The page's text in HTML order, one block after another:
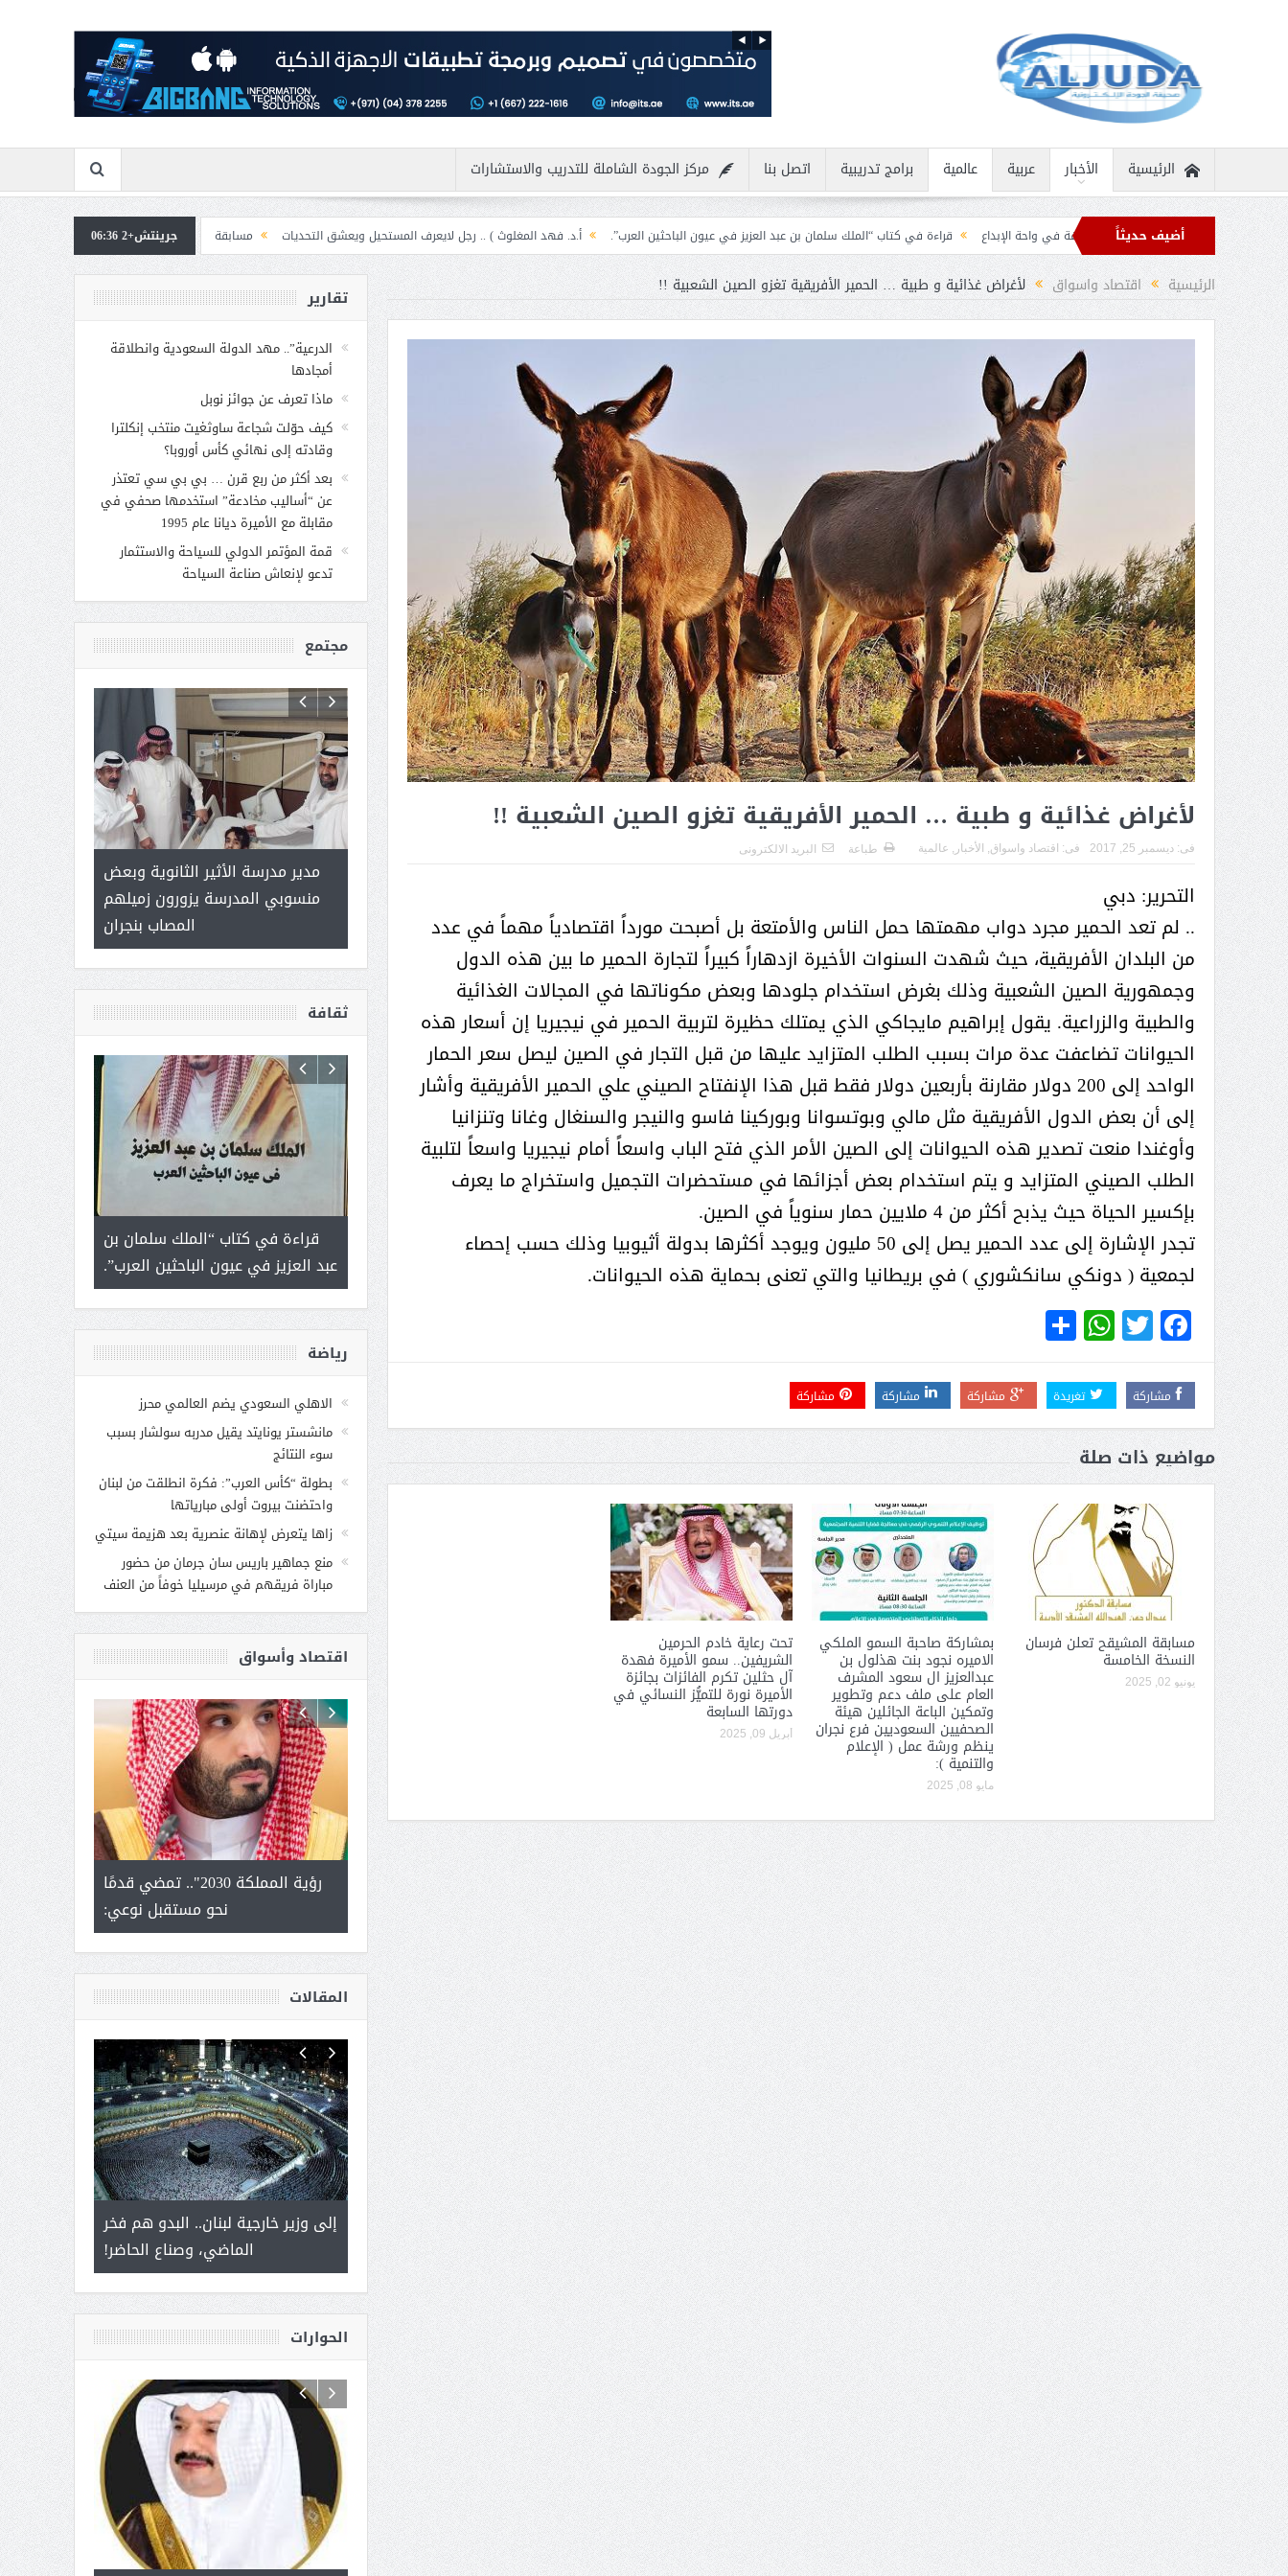
الرئيسية الأخبار عربية عالمية برامج تدريبية اتصل بنا مركز الجودة الشاملة للتدريب والاستشارات
أضيف حديثاً نادرة ثمار الثقافة في واحة الإبداع قراءة في كتاب “الملك سلمان بن عبد العزيز في عيون الباحثين العرب”. أ.د. فهد المغلوث ) .. رجل لايعرف المستحيل ويعشق التحديات مسابقة المشيقح تعلن فرسان النسخة الخامسة
بمشاركة
تهنئة من قادة الدول الإسلامية بمناسبة عيد الفطر
جرينتش+2 06:36
الرئيسية اقتصاد واسواق لأغراض غذائية و طبية … الحمير الأفريقية تغزو الصين الشعبية !!
لأغراض غذائية و طبية … الحمير الأفريقية تغزو الصين الشعبية !!
فى:ديسمبر 25, 2017 فى: اقتصاد واسواق, الأخبار , عالمية طباعة البريد الالكترونى
التحرير: دبي
.. لم تعد الحمير مجرد دواب مهمتها حمل الناس والأمتعة بل أصبحت مورداً اقتصادياً مهماً في عدد
من البلدان الأفريقية، حيث شهدت السنوات الأخيرة ازدهاراً كبيراً لتجارة الحمير ما بين هذه الدول
وجمهورية الصين الشعبية وذلك بغرض استخدام جلودها وبعض مكوناتها في المجالات الغذائية
والطبية والزراعية. يقول إبراهيم مايجاكي الذي يمتلك حظيرة لتربية الحمير في نيجيريا إن أسعار هذه
الحيوانات تضاعفت عدة مرات بسبب الطلب المتزايد عليها من قبل التجار في الصين ليصل سعر الحمار
الواحد إلى 200 دولار مقارنة بأربعين دولار فقط قبل هذا الإنفتاح الصيني علي الحمير الأفريقية وأشار
إلى أن بعض الدول الأفريقية مثل مالي وبوتسوانا وبوركينا فاسو والنيجر والسنغال وغانا وتنزانيا
وأوغندا منعت تصدير هذه الحيوانات إلى الصين الأمر الذي فتح الباب واسعاً أمام نيجيريا واسعاً لتلبية
الطلب الصيني المتزايد و يتم استخدام بعض أجزائها في مستحضرات التجميل واستخراج ما يعرف
بإكسير الحياة حيث يذبح أكثر من 4 ملايين حمار سنوياً في الصين.
تجدر الإشارة إلى عدد الحمير يصل إلى 50 مليون ويوجد أكثرها بدولة أثيوبيا وذلك حسب إحصاء
لجمعية ( دونكي سانكشوري ) في بريطانيا والتي تعنى بحماية هذه الحيوانات.
Facebook
Twitter
WhatsApp
مشاركة تغريدة مشاركة مشاركة مشاركة
مواضيع ذات صلة
مسابقة المشيقح تعلن فرسان
النسخة الخامسة
يونيو 02, 2025
بمشاركة صاحبة السمو الملكي
الاميره نجود بنت هذلول بن
عبدالعزيز ال سعود المشرف
العام على ملف دعم وتطوير
وتمكين الباعة الجائلين هيئة
الصحفيين السعوديين فرع نجران
ينظم ورشة عمل ( الإعلام
والتنمية ):
مايو 08, 2025
تحت رعاية خادم الحرمين
الشريفين.. سمو الأميرة فهدة
آل حثلين تكرم الفائزات بجائزة
الأميرة نورة للتميُّز النسائي في
دورتها السابعة
أبريل 09, 2025
تقارير
الدرعية”.. مهد الدولة السعودية وانطلاقة
أمجادها
ماذا تعرف عن جوائز نوبل
كيف حوّلت شجاعة ساوثغيت منتخب إنكلترا
وقادته إلى نهائي كأس أوروبا؟
بعد أكثر من ربع قرن … بي بي سي تعتذر
عن “أساليب مخادعة” استخدمها صحفي في
مقابلة مع الأميرة ديانا عام 1995
قمة المؤتمر الدولي للسياحة والاستثمار
تدعو لإنعاش صناعة السياحة
مجتمع
( محمد
مدير مدرسة الأثير الثانوية وبعض
منسوبي المدرسة يزورون زميلهم
المصاب بنجران
الأميرة (نجود بنت هذلول ) .. ميراث
العطاء
ثقافة
قراءة في كتاب “الملك سلمان بن
عبد العزيز في عيون الباحثين العرب”.
أ.د. فهد المغلوث ) .. رجل لايعرف
المستحيل ويعشق التحديات
مسابقة المشيقح تعلن فرسان
النسخة الخامسة
بمشاركة صاحبة السمو الملكي
الاميره نجود بنت هذلول بن
عبدالعزيز ال سعود المشرف العام
على ملف دعم وتطوير وتمكين
الباعة الجائلين هيئة الصحفيين
عمل ( الإعلام والتنمية ):
الثقافة في واحة الإبداع
رياضة
الاهلي السعودي يضم العالمي محرز
مانشستر يونايتد يقيل مدربه سولشار بسبب
سوء النتائج
بطولة “كأس العرب”: فكرة انطلقت من لبنان
واحتضنت بيروت أولى مبارياتها
زاها يتعرض لإهانة عنصرية بعد هزيمة سيتي
منع جماهير باريس سان جرمان من حضور
مباراة فريقهم في مرسيليا خوفاً من العنف
اقتصاد وأسواق
الشيخ
يحصل على
رؤية المملكة 2030".. تمضي قدمًا
نحو مستقبل نوعي:
المؤشرات الجغرافية للتمور ورشة
عمل ينظمها موسم عنيزة
الشيخ صالح بن حسين آل سلامة
يحصل على الدكتوراة في الإدارة من
أكاديمية(جيت) البريطانية
المقالات
سلمان بن
إلى وزير خارجية لبنان.. البدو هم فخر
الماضي، وصناع الحاضر!
( مشعل بن عبد الله ) .. أمير يحمل
جينات الوطن ويتغذى من عشق
القيادة
حوار يحمل جينات الوطن مع الأمير
مشعل بن عبد الله بن عبد العزيز
( مشعل بن عبد الله ) … عاشق
نجران
عبد العزيز.. ملك القلوب
الحوارات
رئيس غرفة نجران محيميد آل شرمه:
عضو مجلس الشارقة الرياضي
وزير حقوق الإنسان اليمني يؤكد أن
انعقاد ملتقى (الوطن